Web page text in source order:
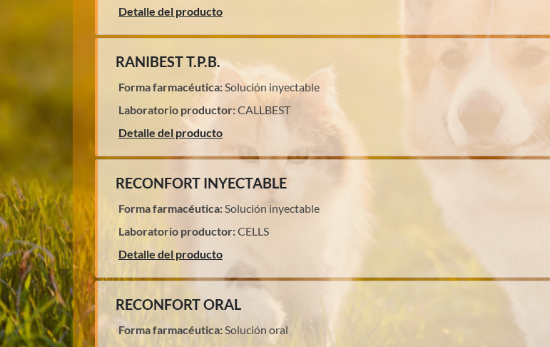
Detalle del producto
RANIBEST T.P.B.
Forma farmacéutica: Solución inyectable
Laboratorio productor:CALLBEST
Detalle del producto
RECONFORT INYECTABLE
Forma farmacéutica: Solución inyectable
Laboratorio productor:CELLS
Detalle del producto
RECONFORT ORAL
Forma farmacéutica: Solución oral